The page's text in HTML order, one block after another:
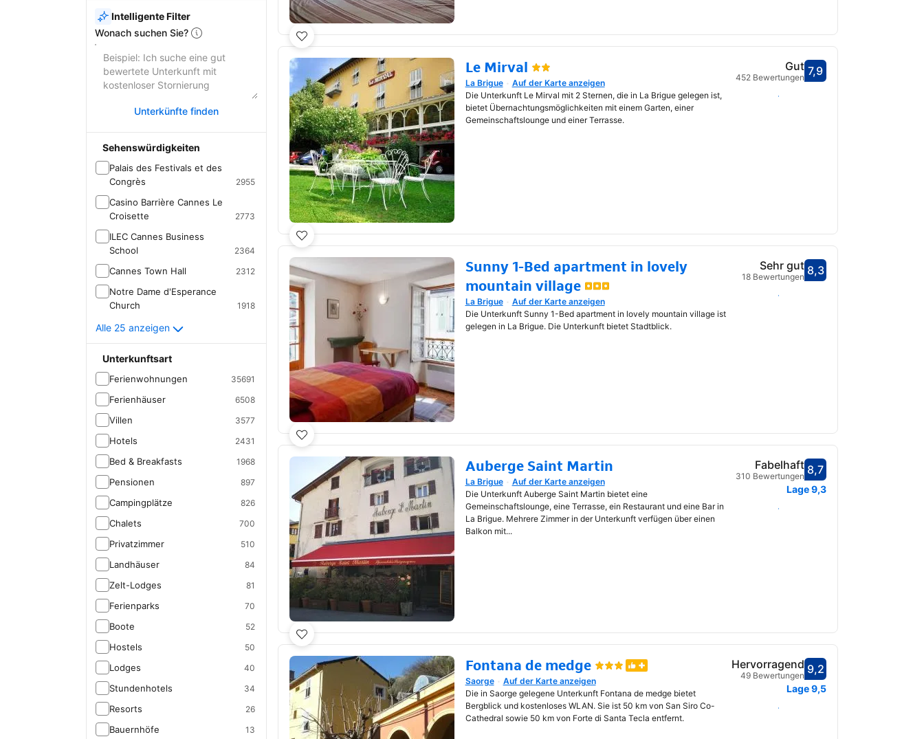
Intelligente Filter
Wonach suchen Sie?
Unterkünfte finden
Sehenswürdigkeiten
Palais des Festivals et des
Congrès
2955
Casino Barrière Cannes Le
Croisette
2773
ILEC Cannes Business
School
2364
Cannes Town Hall 2312
Notre Dame d'Esperance
Church
1918
Alle 25 anzeigen
Unterkunftsart
Ferienwohnungen 35691
Ferienhäuser 6508
Villen 3577
Hotels 2431
Bed & Breakfasts 1968
Pensionen 897
Campingplätze 826
Chalets 700
Privatzimmer 510
Landhäuser 84
Zelt-Lodges 81
Ferienparks 70
Boote 52
Hostels 50
Lodges 40
Stundenhotels 34
Resorts 26
Bauernhöfe 13
Le Mirval
Wird in neuem Fenster geöffnet
La Brigue
Auf der Karte anzeigen
Die Unterkunft Le Mirval mit 2 Sternen, die in La Brigue gelegen ist,
bietet Übernachtungsmöglichkeiten mit einem Garten, einer
Gemeinschaftslounge und einer Terrasse.
Bewertet mit 7,9
7,9
Gut
452 Bewertungen
Daten auswählen
Sunny 1-Bed apartment in lovely
mountain village
Wird in neuem Fenster geöffnet
La Brigue
Auf der Karte anzeigen
Die Unterkunft Sunny 1-Bed apartment in lovely mountain village ist
gelegen in La Brigue. Die Unterkunft bietet Stadtblick.
Bewertet mit 8,3
8,3
Sehr gut
18 Bewertungen
Daten auswählen
Auberge Saint Martin
Wird in neuem Fenster geöffnet
La Brigue
Auf der Karte anzeigen
Die Unterkunft Auberge Saint Martin bietet eine
Gemeinschaftslounge, eine Terrasse, ein Restaurant und eine Bar in
La Brigue. Mehrere Zimmer in der Unterkunft verfügen über einen
Balkon mit...
Bewertet mit 8,7
8,7
Fabelhaft
310 Bewertungen
Lage9,3
Daten auswählen
Fontana de medge
Wird in neuem Fenster geöffnet
Saorge
Auf der Karte anzeigen
Die in Saorge gelegene Unterkunft Fontana de medge bietet
Bergblick und kostenloses WLAN. Sie ist 50 km von San Siro Co-
Cathedral sowie 50 km von Forte di Santa Tecla entfernt.
Bewertet mit 9,2
9,2
Hervorragend
49 Bewertungen
Lage9,5
Daten auswählen